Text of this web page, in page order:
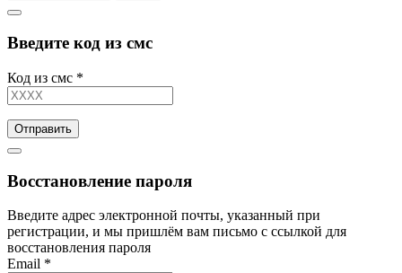
Введите код из смс
Код из смс *
Отправить
Восстановление пароля
Введите адрес электронной почты, указанный при
регистрации, и мы пришлём вам письмо с ссылкой для
восстановления пароля
Email *